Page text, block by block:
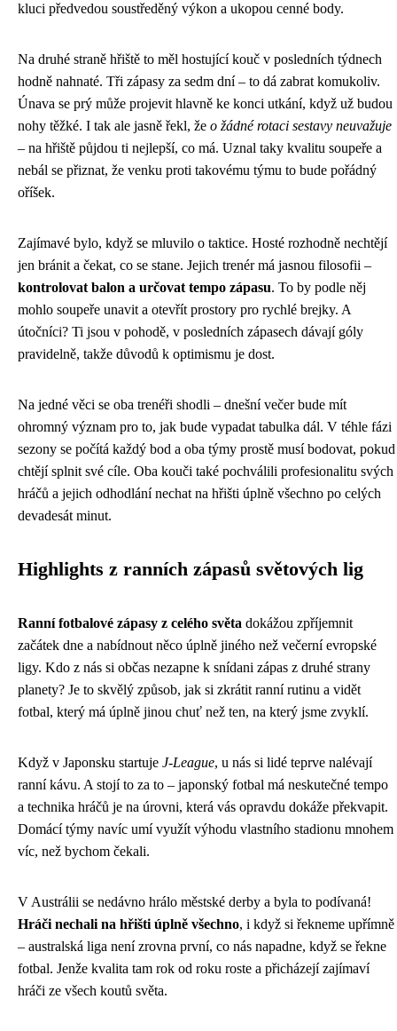
kluci předvedou soustředěný výkon a ukopou cenné body.
Na druhé straně hřiště to měl hostující kouč v posledních týdnech
hodně nahnaté. Tři zápasy za sedm dní – to dá zabrat komukoliv.
Únava se prý může projevit hlavně ke konci utkání, když už budou
nohy těžké. I tak ale jasně řekl, že o žádné rotaci sestavy neuvažuje
– na hřiště půjdou ti nejlepší, co má. Uznal taky kvalitu soupeře a
nebál se přiznat, že venku proti takovému týmu to bude pořádný
oříšek.
Zajímavé bylo, když se mluvilo o taktice. Hosté rozhodně nechtějí
jen bránit a čekat, co se stane. Jejich trenér má jasnou filosofii –
kontrolovat balon a určovat tempo zápasu. To by podle něj
mohlo soupeře unavit a otevřít prostory pro rychlé brejky. A
útočníci? Ti jsou v pohodě, v posledních zápasech dávají góly
pravidelně, takže důvodů k optimismu je dost.
Na jedné věci se oba trenéři shodli – dnešní večer bude mít
ohromný význam pro to, jak bude vypadat tabulka dál. V téhle fázi
sezony se počítá každý bod a oba týmy prostě musí bodovat, pokud
chtějí splnit své cíle. Oba kouči také pochválili profesionalitu svých
hráčů a jejich odhodlání nechat na hřišti úplně všechno po celých
devadesát minut.
Highlights z ranních zápasů světových lig
Ranní fotbalové zápasy z celého světa dokážou zpříjemnit
začátek dne a nabídnout něco úplně jiného než večerní evropské
ligy. Kdo z nás si občas nezapne k snídani zápas z druhé strany
planety? Je to skvělý způsob, jak si zkrátit ranní rutinu a vidět
fotbal, který má úplně jinou chuť než ten, na který jsme zvyklí.
Když v Japonsku startuje J-League, u nás si lidé teprve nalévají
ranní kávu. A stojí to za to – japonský fotbal má neskutečné tempo
a technika hráčů je na úrovni, která vás opravdu dokáže překvapit.
Domácí týmy navíc umí využít výhodu vlastního stadionu mnohem
víc, než bychom čekali.
V Austrálii se nedávno hrálo městské derby a byla to podívaná!
Hráči nechali na hřišti úplně všechno, i když si řekneme upřímně
– australská liga není zrovna první, co nás napadne, když se řekne
fotbal. Jenže kvalita tam rok od roku roste a přicházejí zajímaví
hráči ze všech koutů světa.